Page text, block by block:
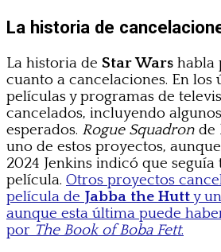
La historia de
La historia de Star Wars habla
cuanto a cancelaciones. En los
películas y programas de
cancelados, incluyendo
esperados. Rogue Squadron de
uno de estos proyectos,
2024 Jenkins indicó que
película. Otros proyectos
película de Jabba the Hutty
aunque esta última puede
por The Book of Boba Fett.